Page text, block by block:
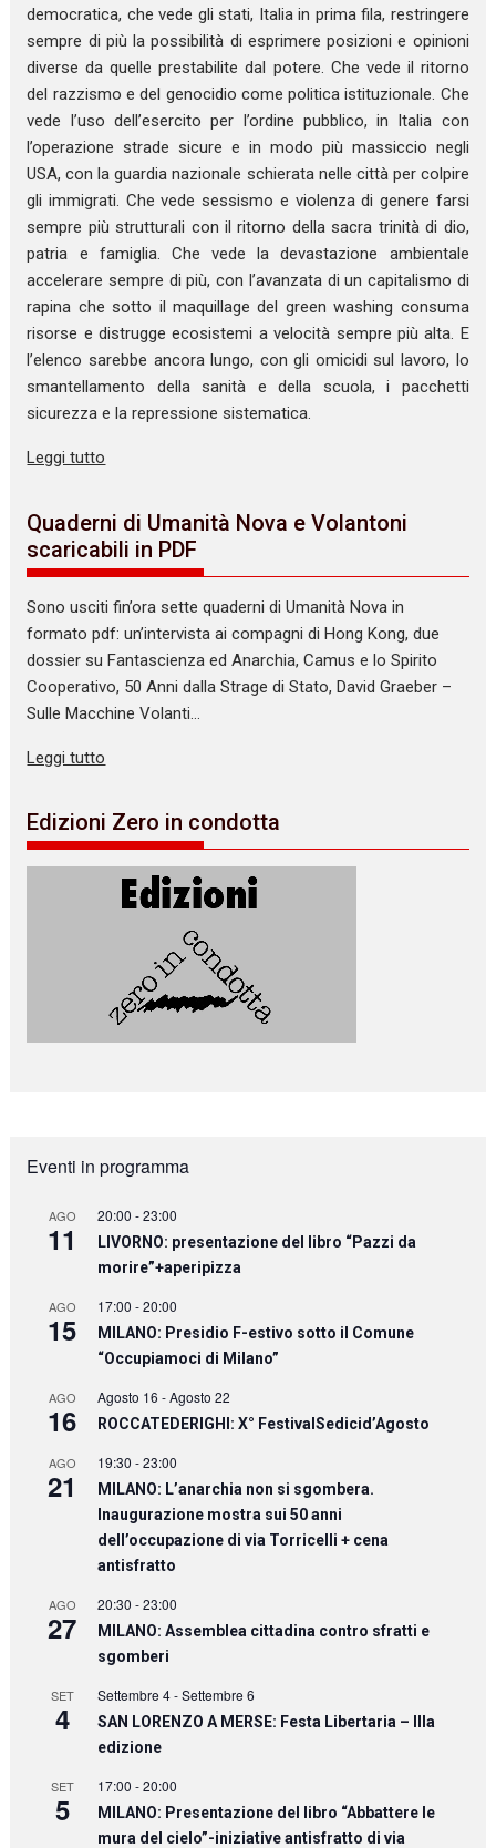
democratica, che vede gli stati, Italia in prima fila, restringere
sempre di più la possibilità di esprimere posizioni e opinioni
diverse da quelle prestabilite dal potere. Che vede il ritorno
del razzismo e del genocidio come politica istituzionale. Che
vede l’uso dell’esercito per l’ordine pubblico, in Italia con
l’operazione strade sicure e in modo più massiccio negli
USA, con la guardia nazionale schierata nelle città per colpire
gli immigrati. Che vede sessismo e violenza di genere farsi
sempre più strutturali con il ritorno della sacra trinità di dio,
patria e famiglia. Che vede la devastazione ambientale
accelerare sempre di più, con l’avanzata di un capitalismo di
rapina che sotto il maquillage del green washing consuma
risorse e distrugge ecosistemi a velocità sempre più alta. E
l’elenco sarebbe ancora lungo, con gli omicidi sul lavoro, lo
smantellamento della sanità e della scuola, i pacchetti
sicurezza e la repressione sistematica.
Leggi tutto
Quaderni di Umanità Nova e Volantoni
scaricabili in PDF
Sono usciti fin’ora sette quaderni di Umanità Nova in
formato pdf: un’intervista ai compagni di Hong Kong, due
dossier su Fantascienza ed Anarchia, Camus e lo Spirito
Cooperativo, 50 Anni dalla Strage di Stato, David Graeber –
Sulle Macchine Volanti…
Leggi tutto
Edizioni Zero in condotta
Eventi in programma
AGO
11
20:00 -23:00
LIVORNO: presentazione del libro “Pazzi da
morire”+aperipizza
AGO
15
17:00 -20:00
MILANO: Presidio F-estivo sotto il Comune
“Occupiamoci di Milano”
AGO
16
Agosto 16 -Agosto 22
ROCCATEDERIGHI: X° FestivalSedicid’Agosto
AGO
21
19:30 -23:00
MILANO: L’anarchia non si sgombera.
Inaugurazione mostra sui 50 anni
dell’occupazione di via Torricelli + cena
antisfratto
AGO
27
20:30 -23:00
MILANO: Assemblea cittadina contro sfratti e
sgomberi
SET
4
Settembre 4-Settembre 6
SAN LORENZO A MERSE: Festa Libertaria – IIIa
edizione
SET
5
17:00 -20:00
MILANO: Presentazione del libro “Abbattere le
mura del cielo”-iniziative antisfratto di via